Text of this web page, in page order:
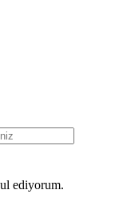
ediyorum.